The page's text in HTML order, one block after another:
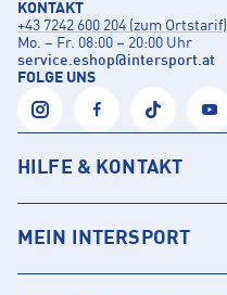
KONTAKT
+43 7242 600 204 (zum Ortstarif)
Mo. – Fr. 08:00 – 20:00 Uhr
service.eshop@intersport.at
FOLGE UNS
HILFE & KONTAKT
MEIN INTERSPORT